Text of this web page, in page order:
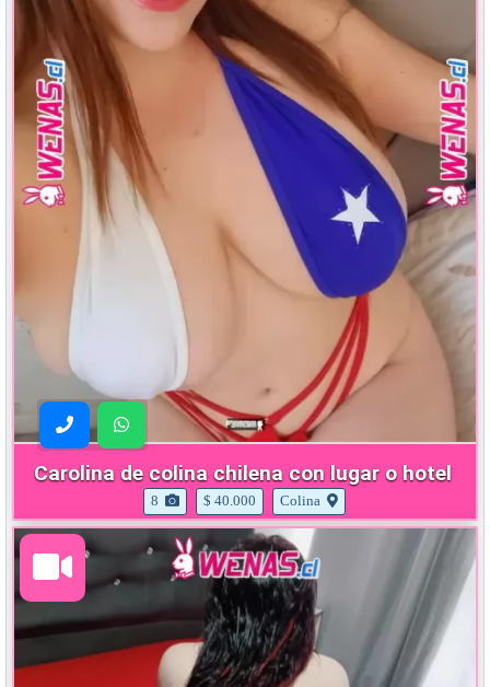
Carolina de colina chilena con lugar o hotel
8 $ 40.000 Colina